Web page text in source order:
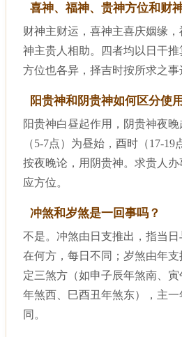
喜神、福神、贵神方位和财
财神主财运，喜神主喜庆姻缘
神主贵人相助。四者均以日干
方位也各异，择吉时按所求之事
阳贵神和阴贵神如何区分使
阳贵神白昼起作用，阴贵神夜
（5-7点）为昼始，酉时（17-
按夜晚论，用阴贵神。求贵人
应方位。
冲煞和岁煞是一回事吗？
不是。冲煞由日支推出，指当
在何方，每日不同；岁煞由年
定三煞方（如申子辰年煞南、
年煞西、巳酉丑年煞东），主
同。